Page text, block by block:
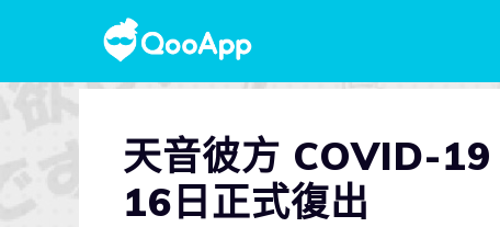
天音彼方 COVID-
16日正式復出